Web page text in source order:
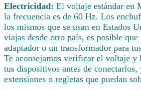
Electricidad: El voltaje estándar en
la frecuencia es de 60 Hz. Los
los mismos que se usan en Estados
viajas desde otro país, es posible que
adaptador o un transformador para
Te aconsejamos verificar el voltaje
tus dispositivos antes de
extensiones o regletas que puedan